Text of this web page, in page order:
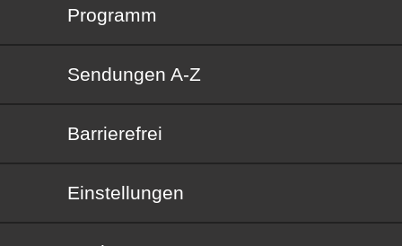
Programm
Sendungen von A bis Z
Sendungen A-Z
Barrierefrei
Barrierefrei
Einstellungen